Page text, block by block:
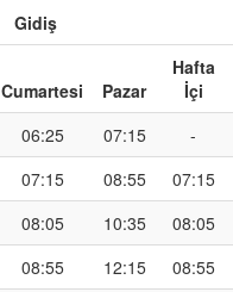
Gidiş
Cumartesi Pazar
Hafta
İçi
06:25 07:15 -
07:15 08:55 07:15
08:05 10:35 08:05
08:55 12:15 08:55